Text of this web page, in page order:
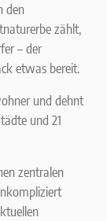
den
zählt,
– der
etwas bereit.
und dehnt
und 21
zentralen